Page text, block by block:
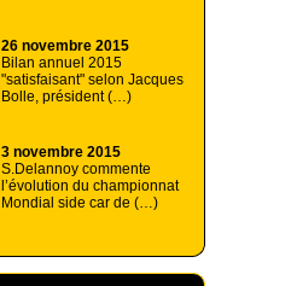
26 novembre 2015
Bilan annuel 2015
"satisfaisant" selon Jacques
Bolle, président (…)
3 novembre 2015
S.Delannoy commente
l’évolution du championnat
Mondial side car de (…)